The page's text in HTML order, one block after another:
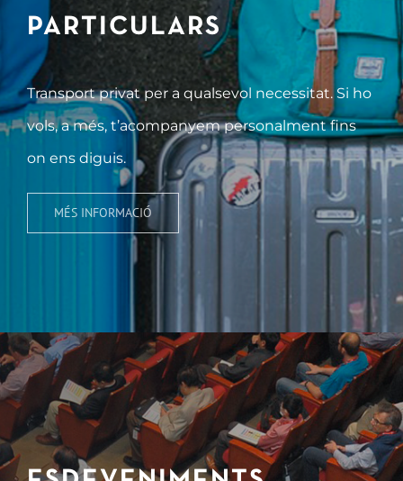
PARTICULARS
Transport privat per a qualsevol necessitat. Si ho
vols, a més, t’acompanyem personalment fins
on ens diguis.
MÉS INFORMACIÓ